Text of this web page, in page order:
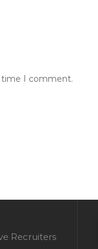
time I comment.
Recruiters